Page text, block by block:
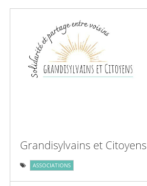
Grandisylvains et Citoyens
ASSOCIATIONS